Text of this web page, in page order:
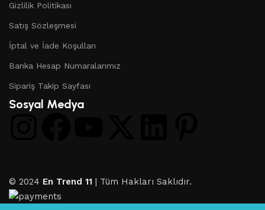
Gizlilik Politikası
Satış Sözleşmesi
İptal ve İade Koşulları
Banka Hesap Numaralarımız
Sipariş Takip Sayfası
Sosyal Medya
© 2024 En Trend 11 | Tüm Hakları Saklıdır.